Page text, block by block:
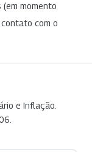
(em momento
com o
e Inflação.